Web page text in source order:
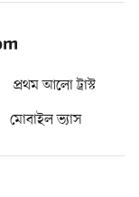
প্রথম আলো ট্রাস্ট
মোবাইল ভ্যাস